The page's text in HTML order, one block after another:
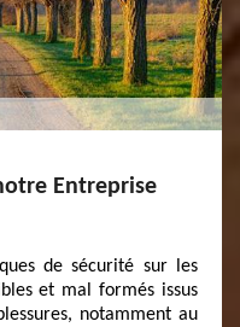
Entreprise
de sécurité sur les
et mal formés issus
notamment au